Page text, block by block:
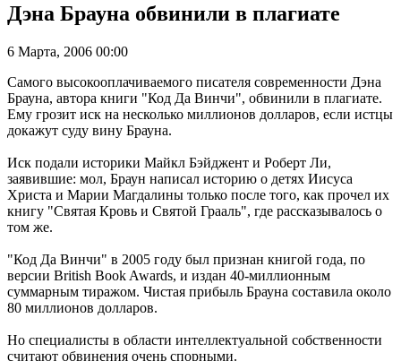
Дэна Брауна обвинили в плагиате
6 Марта, 2006 00:00
Самого высокооплачиваемого писателя современности Дэна
Брауна, автора книги "Код Да Винчи", обвинили в плагиате.
Ему грозит иск на несколько миллионов долларов, если истцы
докажут суду вину Брауна.
Иск подали историки Майкл Бэйджент и Роберт Ли,
заявившие: мол, Браун написал историю о детях Иисуса
Христа и Марии Магдалины только после того, как прочел их
книгу "Святая Кровь и Святой Грааль", где рассказывалось о
том же.
"Код Да Винчи" в 2005 году был признан книгой года, по
версии British Book Awards, и издан 40-миллионным
суммарным тиражом. Чистая прибыль Брауна составила около
80 миллионов долларов.
Но специалисты в области интеллектуальной собственности
считают обвинения очень спорными.